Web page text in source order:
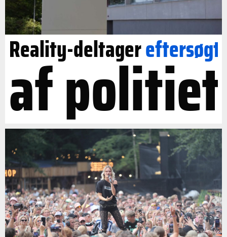
Reality-deltagereftersøgt
af politiet